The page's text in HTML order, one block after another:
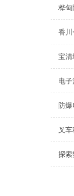
防
叉
探索